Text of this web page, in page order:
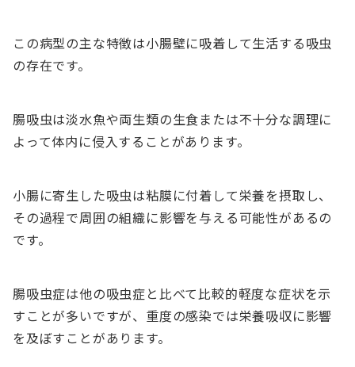
この病型の主な特徴は小腸壁に吸着して生活する吸虫
の存在です。
腸吸虫は淡水魚や両生類の生食または不十分な調理に
よって体内に侵入することがあります。
小腸に寄生した吸虫は粘膜に付着して栄養を摂取し、
その過程で周囲の組織に影響を与える可能性があるの
です。
腸吸虫症は他の吸虫症と比べて比較的軽度な症状を示
すことが多いですが、重度の感染では栄養吸収に影響
を及ぼすことがあります。